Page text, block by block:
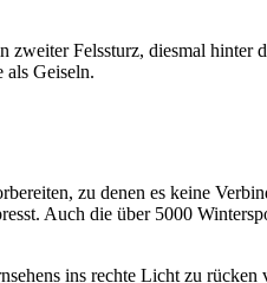
Felssturz, diesmal hinter
als Geiseln.
zu denen es keine
Auch die über 5000
ins rechte Licht zu rücken